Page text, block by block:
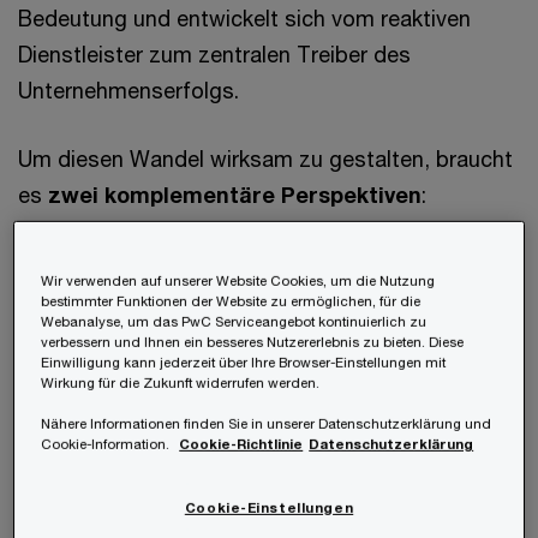
Bedeutung und entwickelt sich vom reaktiven
Dienstleister zum zentralen Treiber des
Unternehmenserfolgs.
Um diesen Wandel wirksam zu gestalten, braucht
es zwei komplementäre Perspektiven:
Die vorausschauende Planung der
Arbeitskräfte der Zukunft und
die kritische Überprüfung der eigenen
darüber, welche Talente, Fähigkeiten und
Wir verwenden auf unserer Website Cookies, um die Nutzung
bestimmter Funktionen der Website zu ermöglichen, für die
Webanalyse, um das PwC Serviceangebot kontinuierlich zu
verbessern und Ihnen ein besseres Nutzererlebnis zu bieten. Diese
Einwilligung kann jederzeit über Ihre Browser-Einstellungen mit
Wirkung für die Zukunft widerrufen werden.
Nähere Informationen finden Sie in unserer Datenschutzerklärung und
Cookie-Information.
Cookie-Richtlinie Datenschutzerklärung
Cookie-Einstellungen